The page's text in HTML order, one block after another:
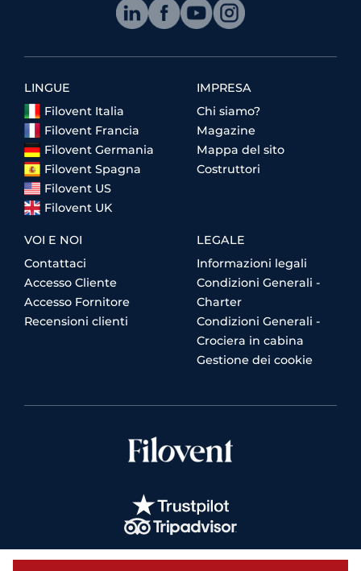
LINGUE
Filovent Italia
Filovent Francia
Filovent Germania
Filovent Spagna
Filovent US
Filovent UK
IMPRESA
Chi siamo?
Magazine
Mappa del sito
Costruttori
VOI E NOI
Contattaci
Accesso Cliente
Accesso Fornitore
Recensioni clienti
LEGALE
Informazioni legali
Condizioni Generali -
Charter
Condizioni Generali -
Crociera in cabina
Gestione dei cookie